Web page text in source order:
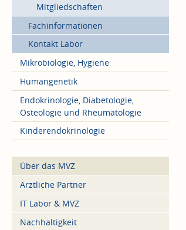
Mitgliedschaften
Fachinformationen
Kontakt Labor
Mikrobiologie, Hygiene
Humangenetik
Endokrinologie, Diabetologie,
Osteologie und Rheumatologie
Kinderendokrinologie
Über das MVZ
Ärztliche Partner
IT Labor & MVZ
Nachhaltigkeit